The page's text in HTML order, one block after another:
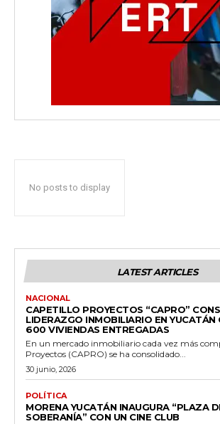
No posts to display
LATEST ARTICLES
NACIONAL
CAPETILLO PROYECTOS “CAPRO”
LIDERAZGO INMOBILIARIO EN YUCATÁN
600 VIVIENDAS ENTREGADAS
En un mercado inmobiliario cada vez más
Proyectos (CAPRO) se ha consolidado...
30 junio, 2026
POLÍTICA
MORENA YUCATÁN INAUGURA “PLAZA
SOBERANÍA” CON UN CINE CLUB